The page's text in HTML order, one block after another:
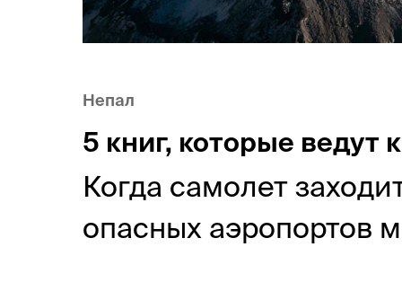
Непал
5 книг, которые ведут
Когда самолет
опасных аэропортов